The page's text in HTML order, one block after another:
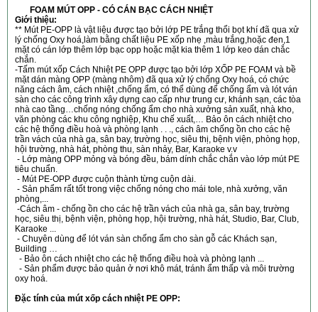
FOAM MÚT OPP - CÓ CÁN BẠC CÁCH NHIỆT
Giới thiệu:
** Mút PE-OPP là vật liệu được tạo bởi lớp PE trắng thổi bọt khí đã qua xử
lý chống Oxy hoá,làm bằng chất liệu PE xốp nhẹ ,màu trắng,hoặc đen,1
mặt có cán lớp thêm lớp bạc opp hoặc mặt kia thêm 1 lớp keo dán chắc
chắn.
-Tấm mút xốp Cách Nhiệt PE OPP được tạo bởi lớp XỐP PE FOAM và bề
mặt dán màng OPP (màng nhôm) đã qua xử lý chống Oxy hoá, có chức
năng cách âm, cách nhiệt ,chống ẩm, có thể dùng để chống ẩm và lót ván
sàn cho các công trình xây dựng cao cấp như trung cư, khánh sạn, các tòa
nhà cao tầng…chống nóng chống ẩm cho nhà xưởng sản xuất, nhà kho,
văn phòng các khu công nghiệp, Khu chế xuất,… Bảo ôn cách nhiệt cho
các hệ thống điều hoà và phòng lạnh . . ., cách âm chống ồn cho các hệ
trần vách của nhà ga, sân bay, trường học, siêu thị, bệnh viện, phòng họp,
hội trường, nhà hát, phòng thu, sàn nhảy, Bar, Karaoke v.v
- Lớp màng OPP mỏng và bóng đều, bám dính chắc chắn vào lớp mút PE
tiêu chuẩn.
- Mút PE-OPP được cuộn thành từng cuộn dài.
- Sản phẩm rất tốt trong việc chống nóng cho mái tole, nhà xưởng, văn
phòng,...
-Cách âm - chống ồn cho các hệ trần vách của nhà ga, sân bay, trường
học, siêu thị, bệnh viện, phòng họp, hội trường, nhà hát, Studio, Bar, Club,
Karaoke ...
- Chuyên dùng để lót ván sàn chống ẩm cho sàn gỗ các Khách sạn,
Building …
- Bảo ôn cách nhiệt cho các hệ thống điều hoà và phòng lạnh ...
- Sản phẩm được bảo quản ở nơi khô mát, tránh ẩm thấp và môi trường
oxy hoá.
Đặc tính của mút xốp cách nhiệt PE OPP: